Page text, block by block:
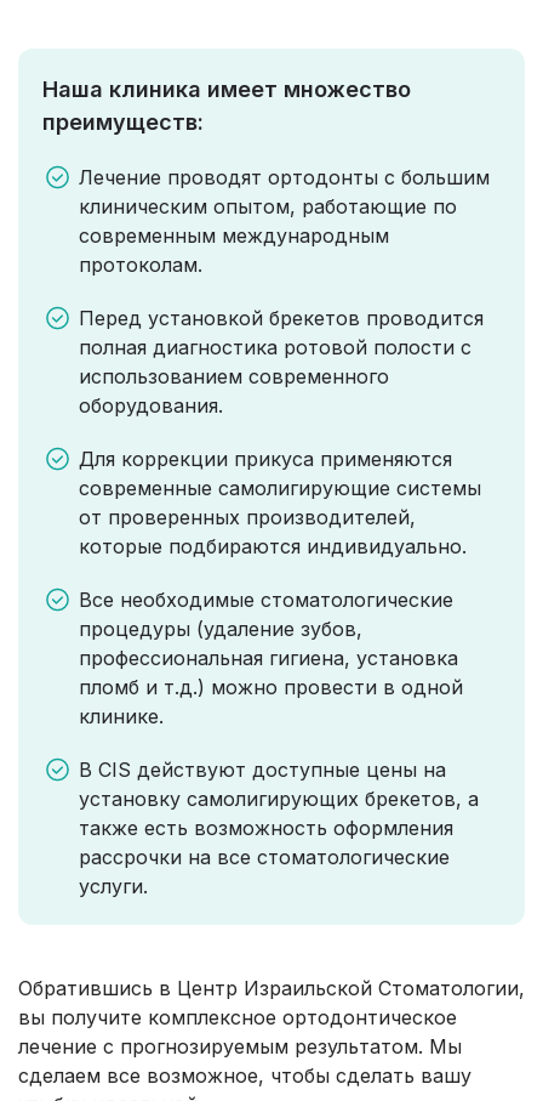
Наша клиника имеет множество
преимуществ:
Лечение проводят ортодонты с большим
клиническим опытом, работающие по
современным международным
протоколам.
Перед установкой брекетов проводится
полная диагностика ротовой полости с
использованием современного
оборудования.
Для коррекции прикуса применяются
современные самолигирующие системы
от проверенных производителей,
которые подбираются индивидуально.
Все необходимые стоматологические
процедуры (удаление зубов,
профессиональная гигиена, установка
пломб и т.д.) можно провести в одной
клинике.
В CIS действуют доступные цены на
установку самолигирующих брекетов, а
также есть возможность оформления
рассрочки на все стоматологические
услуги.
Обратившись в Центр Израильской Стоматологии,
вы получите комплексное ортодонтическое
лечение с прогнозируемым результатом. Мы
сделаем все возможное, чтобы сделать вашу